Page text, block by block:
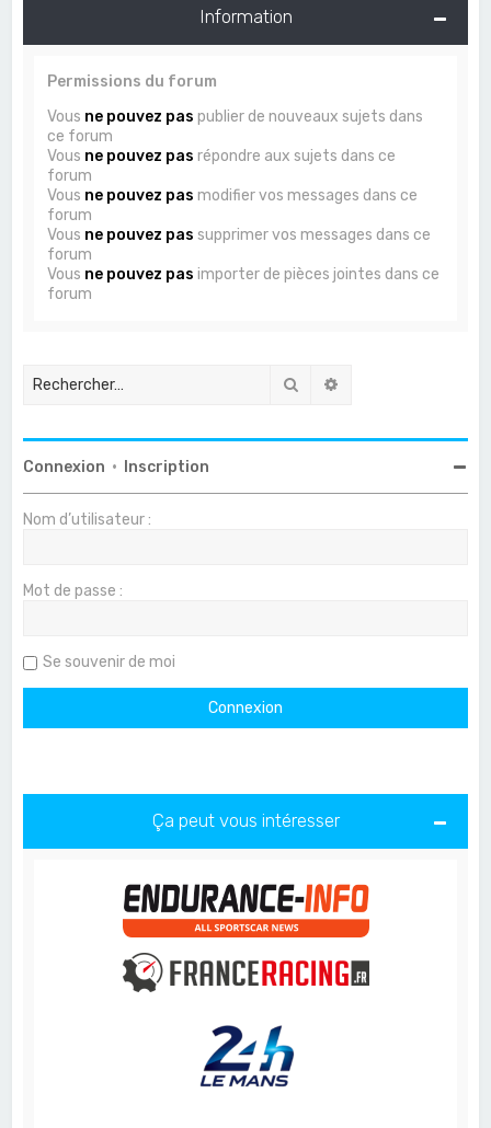
Information
Permissions du forum
Vous ne pouvez pas publier de nouveaux sujets dans
ce forum
Vous ne pouvez pas répondre aux sujets dans ce
forum
Vous ne pouvez pas modifier vos messages dans ce
forum
Vous ne pouvez pas supprimer vos messages dans ce
forum
Vous ne pouvez pas importer de pièces jointes dans ce
forum
Rechercher
Connexion • Inscription
Nom d’utilisateur :
Mot de passe :
Se souvenir de moi
Ça peut vous intéresser